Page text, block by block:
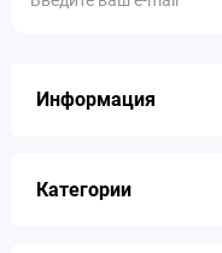
Информация
Категории